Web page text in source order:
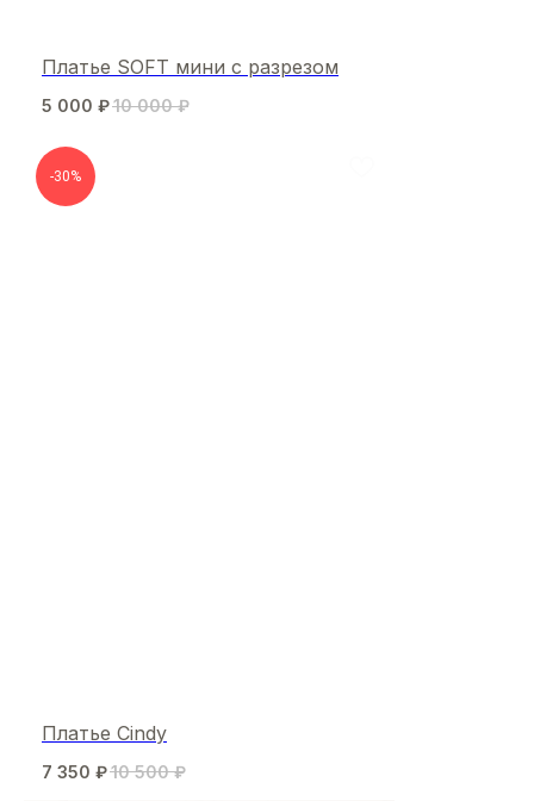
Платье SOFT мини с разрезом
5 000 ₽10 000 ₽
-30%
Платье Cindy
7 350 ₽10 500 ₽